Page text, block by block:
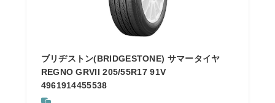
ブリヂストン(BRIDGESTONE) サマータイヤ
REGNO GRVII 205/55R17 91V
4961914455538